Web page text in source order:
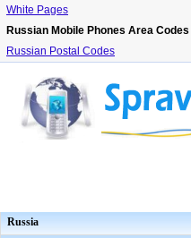
White Pages
Russian Mobile Phones Area Codes
Russian Postal Codes
Russia